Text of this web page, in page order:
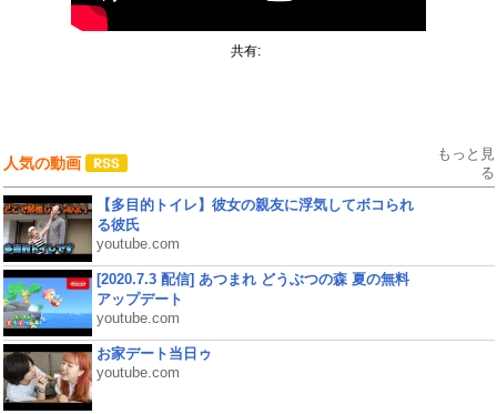
共有:
人気の動画
もっと見
る
【多目的トイレ】彼女の親友に浮気してボコられ
る彼氏
youtube.com
[2020.7.3 配信] あつまれ どうぶつの森 夏の無料
アップデート
youtube.com
お家デート当日ゥ
youtube.com